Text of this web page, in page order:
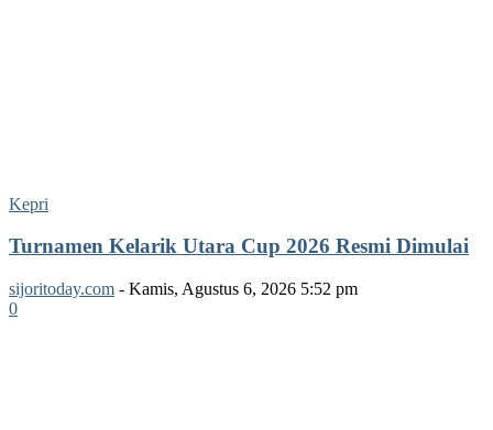
Kepri
Turnamen Kelarik Utara Cup 2026 Resmi Dimulai
sijoritoday.com - Kamis, Agustus 6, 2026 5:52 pm
0